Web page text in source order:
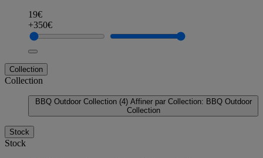
19€
+350€
Collection
Collection
BBQ Outdoor Collection (4) Affiner par Collection: BBQ Outdoor
Collection
Stock
Stock